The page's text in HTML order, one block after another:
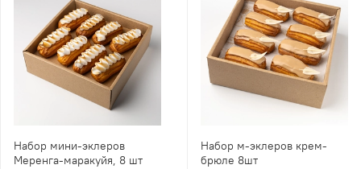
Набор мини-эклеров
Меренга-маракуйя, 8 шт
Набор м-эклеров крем-
брюле 8шт